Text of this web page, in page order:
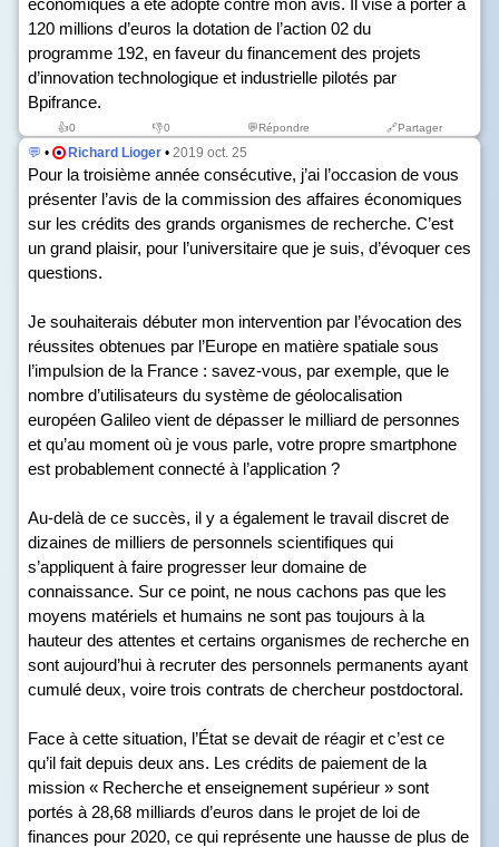
économiques a été adopté contre mon avis. Il vise à porter à
120 millions d’euros la dotation de l’action 02 du
programme 192, en faveur du financement des projets
d’innovation technologique et industrielle pilotés par
Bpifrance.
👍0 👎0 💬Répondre 🔗Partager
💬 • Richard Lioger • 2019 oct. 25
Pour la troisième année consécutive, j’ai l’occasion de vous
présenter l’avis de la commission des affaires économiques
sur les crédits des grands organismes de recherche. C’est
un grand plaisir, pour l’universitaire que je suis, d’évoquer ces
questions.
Je souhaiterais débuter mon intervention par l’évocation des
réussites obtenues par l’Europe en matière spatiale sous
l’impulsion de la France : savez-vous, par exemple, que le
nombre d’utilisateurs du système de géolocalisation
européen Galileo vient de dépasser le milliard de personnes
et qu’au moment où je vous parle, votre propre smartphone
est probablement connecté à l’application ?
Au-delà de ce succès, il y a également le travail discret de
dizaines de milliers de personnels scientifiques qui
s’appliquent à faire progresser leur domaine de
connaissance. Sur ce point, ne nous cachons pas que les
moyens matériels et humains ne sont pas toujours à la
hauteur des attentes et certains organismes de recherche en
sont aujourd’hui à recruter des personnels permanents ayant
cumulé deux, voire trois contrats de chercheur postdoctoral.
Face à cette situation, l’État se devait de réagir et c’est ce
qu’il fait depuis deux ans. Les crédits de paiement de la
mission « Recherche et enseignement supérieur » sont
portés à 28,68 milliards d’euros dans le projet de loi de
finances pour 2020, ce qui représente une hausse de plus de